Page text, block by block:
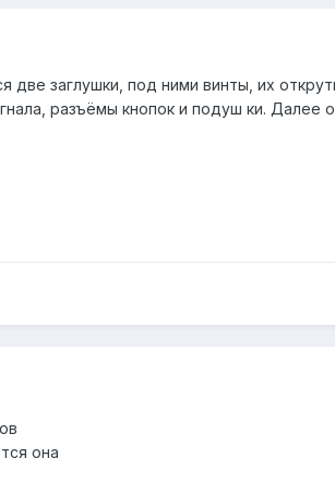
заглушки, под ними винты, их
разъёмы кнопок и подуш ки. Далее
она